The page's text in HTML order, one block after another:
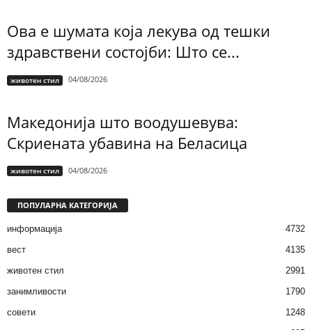
Ова е шумата која лекува од тешки
здравствени состојби: Што се...
животен стил 04/08/2026
Македонија што воодушевува:
Скриената убавина на Беласица
животен стил 04/08/2026
ПОПУЛАРНА КАТЕГОРИЈА
информација
4732
вест
4135
животен стил
2991
занимливости
1790
совети
1248